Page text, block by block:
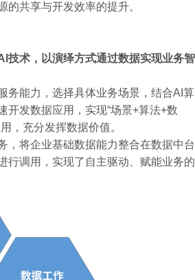
的共享与开发效率的提升。
技术，以演绎方式通过数据实现业务智
务能力，选择具体业务场景，结合AI算
开发数据应用，实现“场景+算法+数
，充分发挥数据价值。
，将企业基础数据能力整合在数据中台
行调用，实现了自主驱动、赋能业务的